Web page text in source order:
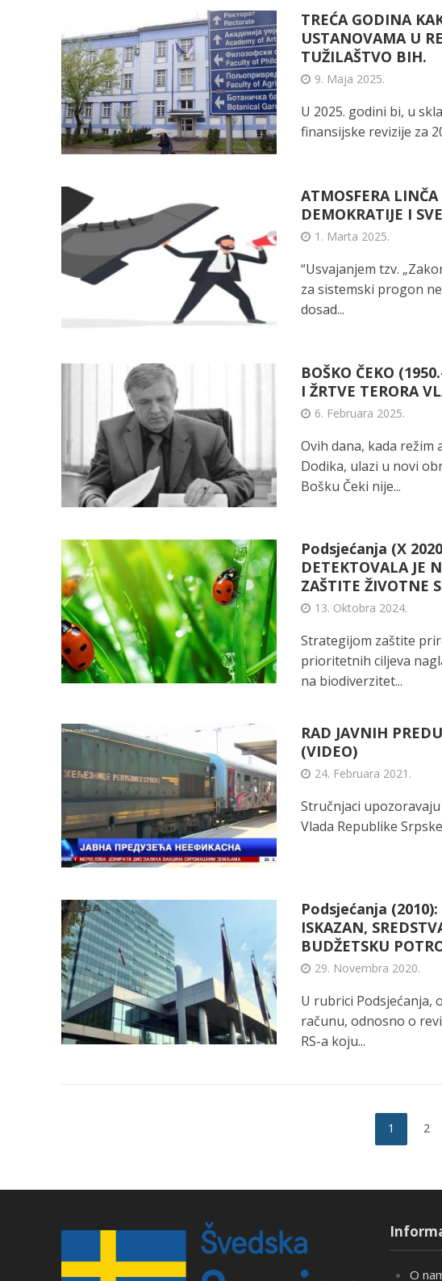
TREĆA GODINA
USTANOVAMA U
TUŽILAŠTVO BIH.
9. Maja 2025.
U 2025. godini bi, u
finansijske revizije za
ATMOSFERA
DEMOKRATIJE I
1. Marta 2025.
“Usvajanjem tzv.
za sistemski progon
dosad...
BOŠKO ČEKO
I ŽRTVE TERORA
6. Februara 2025.
Ovih dana, kada
Dodika, ulazi u novi
Bošku Čeki nije...
Podsjećanja (X
DETEKTOVALA JE
ZAŠTITE ŽIVOTNE
13. Oktobra 2024.
Strategijom zaštite
prioritetnih ciljeva
na biodiverzitet...
RAD JAVNIH
(VIDEO)
24. Februara 2021.
Stručnjaci
Vlada Republike
Podsjećanja (2010):
ISKAZAN,
BUDŽETSKU
29. Novembra 2020.
U rubrici Podsjećanja,
računu, odnosno o
RS-a koju...
1 2
O